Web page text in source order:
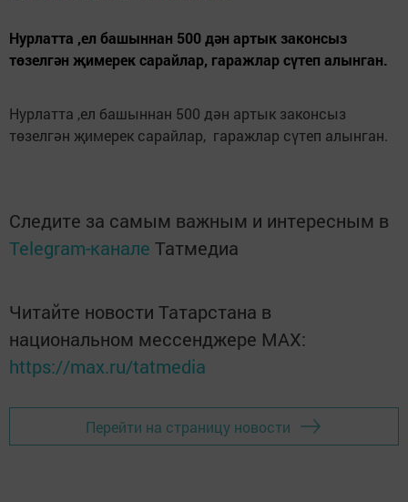
Нурлатта ,ел башыннан 500 дән артык законсыз
төзелгән җимерек сарайлар, гаражлар сүтеп алынган.
Нурлатта ,ел башыннан 500 дән артык законсыз
төзелгән җимерек сарайлар, гаражлар сүтеп алынган.
Следите за самым важным и интересным в
Telegram-канале Татмедиа
Читайте новости Татарстана в
национальном мессенджере MАХ:
https://max.ru/tatmedia
Перейти на страницу новости